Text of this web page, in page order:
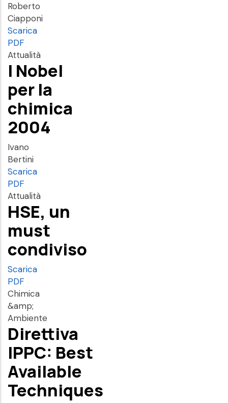
Roberto
Ciapponi
Scarica
PDF
Attualità
I Nobel
per la
chimica
2004
Ivano
Bertini
Scarica
PDF
Attualità
HSE, un
must
condiviso
Scarica
PDF
Chimica
&amp;
Ambiente
Direttiva
IPPC: Best
Available
Techniques